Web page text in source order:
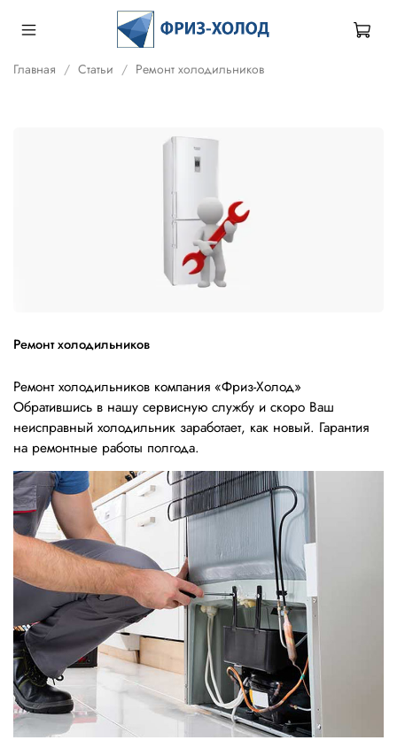
Главная Статьи Ремонт холодильников
Ремонт холодильников
Ремонт холодильников компания «Фриз-Холод»
Обратившись в нашу сервисную службу и скоро Ваш
неисправный холодильник заработает, как новый. Гарантия
на ремонтные работы полгода.